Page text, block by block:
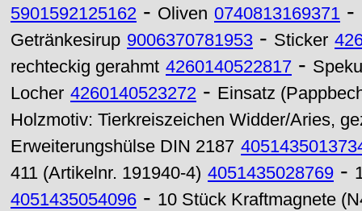
5901592125162 - Oliven 0740813169371 -
Getränkesirup 9006370781953 - Sticker
rechteckig gerahmt 4260140522817 -
Locher 4260140523272 - Einsatz
Holzmotiv: Tierkreiszeichen Widder/Aries,
Erweiterungshülse DIN 2187
411 (Artikelnr. 191940-4) 4051435028769 -
4051435054096 - 10 Stück Kraftmagnete